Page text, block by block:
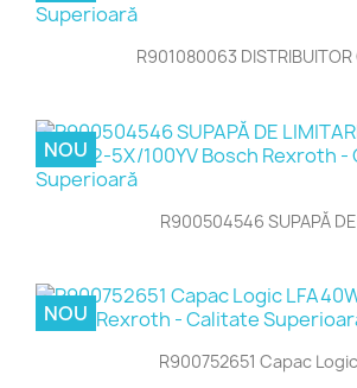
R901080063 DISTRIBUITOR
R900504546 SUPAPĂ
NOU
R900752651 Capac
NOU